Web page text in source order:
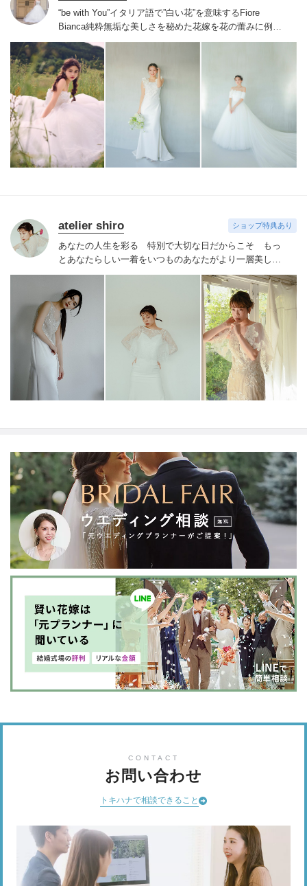
“be with You”イタリア語で”白い花”を意味するFiore
Bianca純粋無垢な美しさを秘めた花嫁を花の蕾みに例え
白い花が咲くまでのストーリーをあなたと共に紡いでい
きます
世界を巡り出会ったデザイナーズブランドや、オ
リジナルドレスはまだ見ぬ新しい自分の姿へと出会わせ
てくれます。
誰かの真似ではなくあなただからできるス
タイルへあなたにしかできないブライズスタイルへ導き
ます。
美しい白い花を咲かせ今よりずっと好きな自分
atelier shiro ショップ特典あり
あなたの人生を彩る 特別で大切な日だからこそ もっ
とあなたらしい一着をいつものあなたがより一層美しく
て可愛くて素敵に輝くそんな 「運命のドレス」 に出
あなたらしさにとことん寄り添います「
shiro （シロ）」色が花嫁様だけの特別な色であるよう
に atelier shiro の一着があなたの人生を彩る特別な一着と
なりますように
CONTACT
お問い合わせ
トキハナで相談できること